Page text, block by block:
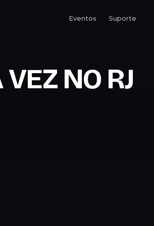
Eventos Suporte
NO RJ